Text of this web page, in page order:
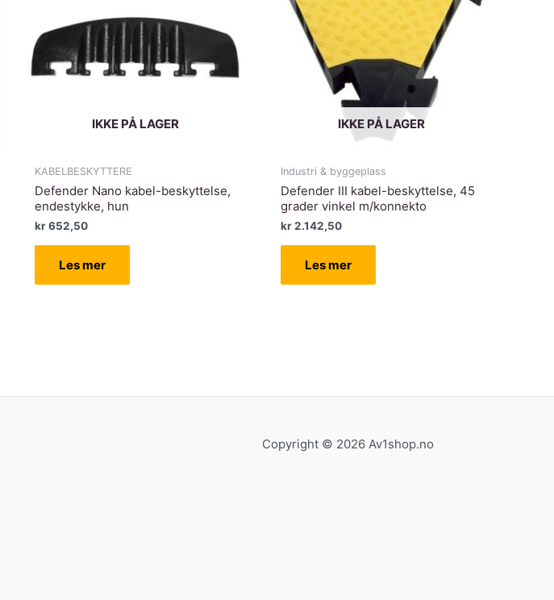
IKKE PÅ LAGER
KABELBESKYTTERE
Defender Nano kabel-beskyttelse,
endestykke, hun
kr652,50
Les mer
IKKE PÅ LAGER
Industri & byggeplass
Defender III kabel-beskyttelse, 45
grader vinkel m/konnekto
kr2.142,50
Les mer
Copyright © 2026 Av1shop.no